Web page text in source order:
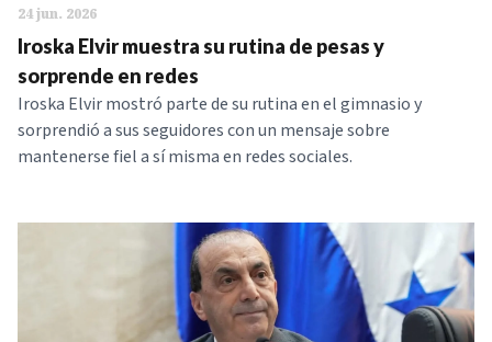
24 jun. 2026
Iroska Elvir muestra su rutina de pesas y
sorprende en redes
Iroska Elvir mostró parte de su rutina en el gimnasio y
sorprendió a sus seguidores con un mensaje sobre
mantenerse fiel a sí misma en redes sociales.